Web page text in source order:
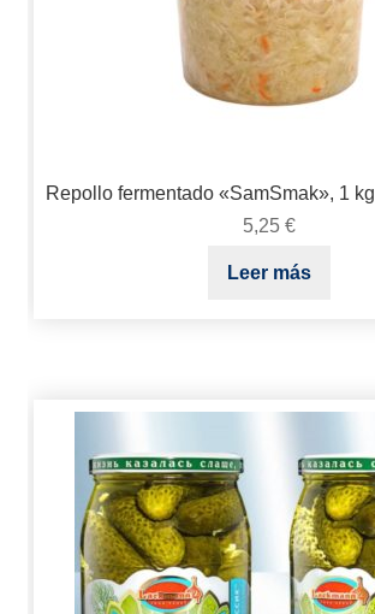
Repollo fermentado «SamSmak», 1 kg
5,25 €
Leer más